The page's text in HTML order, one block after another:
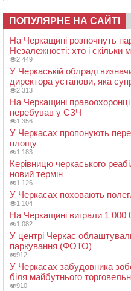
ПОПУЛЯРНЕ НА САЙТІ
На Черкащині розпочнуть
Незалежності: хто і скільки
2 449
У Черкаській облраді
директора установи, яка
2 313
На Черкащині
перебував у СЗЧ
1 356
У Черкасах пропонують
площу
1 183
Керівницю черкаського
новий термін
1 126
У Черкасах поховають
1 104
На Черкащині виграли 1 000
1 082
У центрі Черкас
паркування (ФОТО)
912
У Черкасах забудовника
біля майбутнього
910